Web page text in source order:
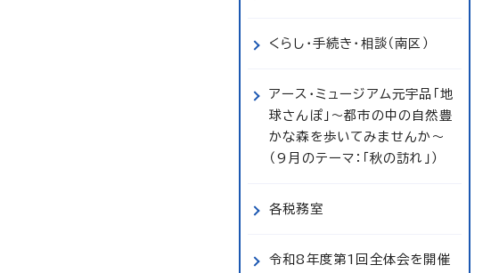
くらし・手続き・相談（南区）
アース・ミュージアム元宇品「地
球さんぽ」～都市の中の自然豊
かな森を歩いてみませんか～
（9月のテーマ：「秋の訪れ」）
各税務室
令和8年度第1回全体会を開催